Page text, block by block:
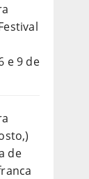
e 9 de
de